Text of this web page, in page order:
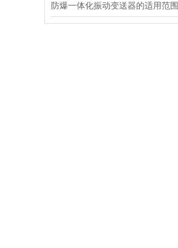
防爆一体化振动变送器的适用范围